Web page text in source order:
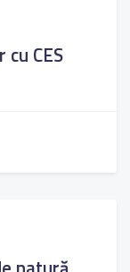
CES